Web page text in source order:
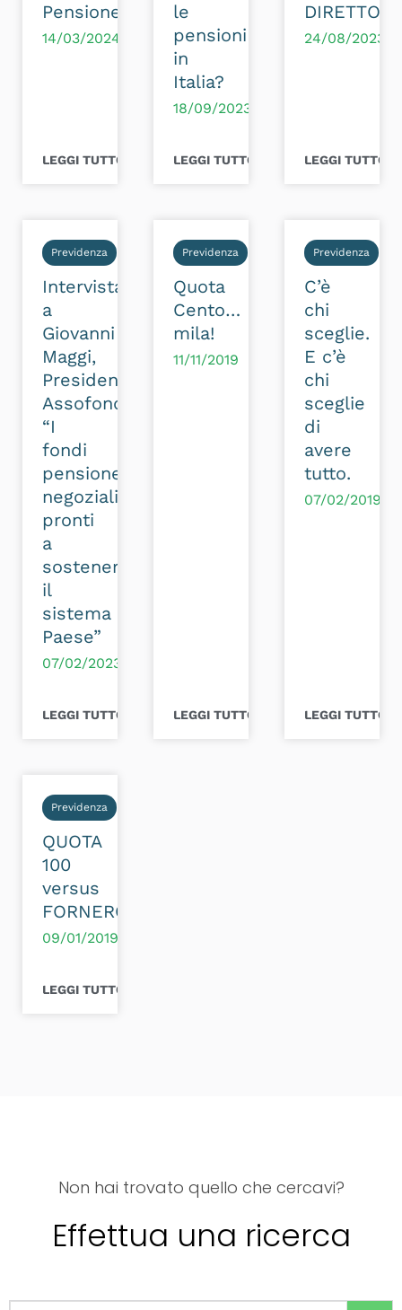
Pensione?
14/03/2024
LEGGI TUTTO >
le
pensioni
in
Italia?
18/09/2023
LEGGI TUTTO >
24/08/2023
LEGGI TUTTO >
Previdenza
Intervista
a
Giovanni
Maggi,
Presidente
Assofondipensione:
“I
fondi
pensione
negoziali
pronti
a
sostenere
il
sistema
Paese”
07/02/2023
LEGGI TUTTO >
Previdenza
Quota
Cento…
mila!
11/11/2019
LEGGI TUTTO >
Previdenza
C’è
chi
sceglie.
E c’è
chi
sceglie
di
avere
tutto.
07/02/2019
LEGGI TUTTO >
Previdenza
QUOTA
100
versus
FORNERO?
09/01/2019
LEGGI TUTTO >
Non hai trovato quello che cercavi?
Effettua una ricerca